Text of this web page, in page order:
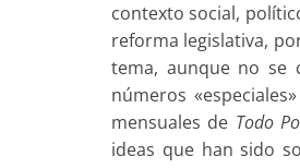
contexto social,
reforma legislativa,
tema, aunque no se
números
mensuales de Todo
ideas que han sido